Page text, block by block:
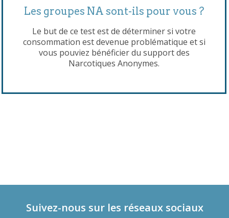
Les groupes NA sont-ils pour vous ?
Le but de ce test est de déterminer si votre
consommation est devenue problématique et si
vous pouviez bénéficier du support des
Narcotiques Anonymes.
Suivez-nous sur les réseaux sociaux